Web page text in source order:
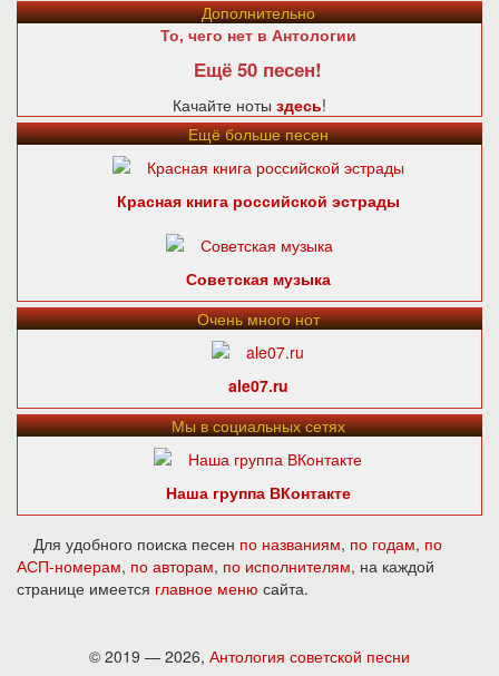
Дополнительно
То, чего нет в Антологии
Ещё 50 песен!
Качайте ноты здесь!
Ещё больше песен
Красная книга российской эстрады
Советская музыка
Очень много нот
ale07.ru
Мы в социальных сетях
Наша группа ВКонтакте
Для удобного поиска песен по названиям, по годам, по
АСП-номерам, по авторам, по исполнителям, на каждой
странице имеется главное меню сайта.
© 2019 — 2026, Антология советской песни